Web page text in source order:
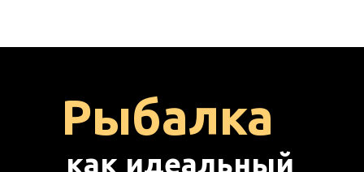
как идеальный
Рыбалка